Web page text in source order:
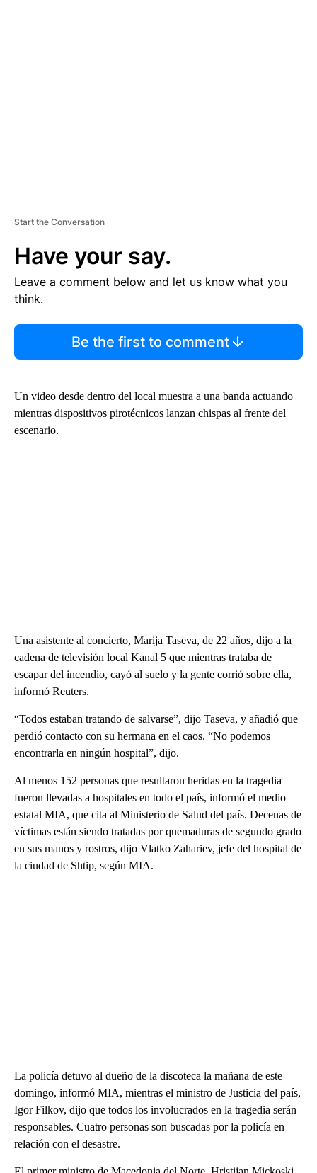
Start the Conversation
Have your say.
Leave a comment below and let us know what you
think.
Be the first to comment
Un video desde dentro del local muestra a una banda actuando
mientras dispositivos pirotécnicos lanzan chispas al frente del
escenario.
Una asistente al concierto, Marija Taseva, de 22 años, dijo a la
cadena de televisión local Kanal 5 que mientras trataba de
escapar del incendio, cayó al suelo y la gente corrió sobre ella,
informó Reuters.
“Todos estaban tratando de salvarse”, dijo Taseva, y añadió que
perdió contacto con su hermana en el caos. “No podemos
encontrarla en ningún hospital”, dijo.
Al menos 152 personas que resultaron heridas en la tragedia
fueron llevadas a hospitales en todo el país, informó el medio
estatal MIA, que cita al Ministerio de Salud del país. Decenas de
víctimas están siendo tratadas por quemaduras de segundo grado
en sus manos y rostros, dijo Vlatko Zahariev, jefe del hospital de
la ciudad de Shtip, según MIA.
La policía detuvo al dueño de la discoteca la mañana de este
domingo, informó MIA, mientras el ministro de Justicia del país,
Igor Filkov, dijo que todos los involucrados en la tragedia serán
responsables. Cuatro personas son buscadas por la policía en
relación con el desastre.